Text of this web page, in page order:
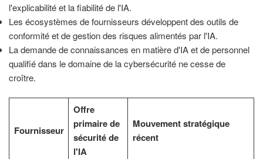
l'explicabilité et la fiabilité de l'IA.
Les écosystèmes de fournisseurs développent des outils de
conformité et de gestion des risques alimentés par l'IA.
La demande de connaissances en matière d'IA et de personnel
qualifié dans le domaine de la cybersécurité ne cesse de
croître.
Fournisseur
Offre
primaire de
sécurité de
l'IA
Mouvement stratégique
récent